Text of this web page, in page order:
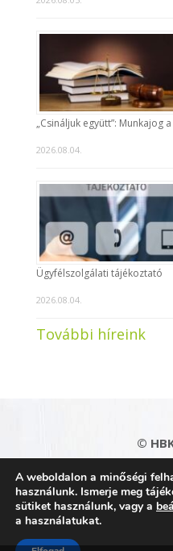
„Csináljuk együtt”: Munkajog
2026.08.04.
Ügyfélszolgálati tájékoztató
2026.08.04.
További híreink
©
Adatkezelési
Kapcsolat
A weboldalon a minőségi
használunk. Ismerje meg
sütiket használunk, vagy a
a használatukat.